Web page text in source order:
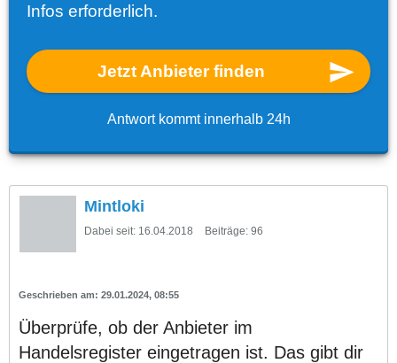
Infos erforderlich.
Jetzt Anbieter finden
Antwort kommt innerhalb 24h
Mintloki
Dabei seit: 16.04.2018 Beiträge: 96
29.01.2024, 08:55
Überprüfe, ob der Anbieter im
Handelsregister eingetragen ist. Das gibt dir